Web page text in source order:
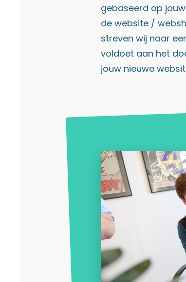
gebaseerd op
de website /
streven wij naar
voldoet aan het
jouw nieuwe